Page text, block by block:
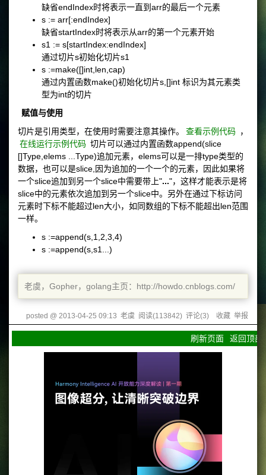
缺省endIndex时将表示一直到arr的最后一个元素
s := arr[:endIndex]
缺省startIndex时将表示从arr的第一个元素开始
s1 := s[startIndex:endIndex]
通过切片s初始化切片s1
s :=make([]int,len,cap)
通过内置函数make()初始化切片s,[]int 标识为其元素类
型为int的切片
赋值与使用
切片是引用类型，在使用时需要注意其操作。
查看示例代码 ，
在线运行示例代码 切片可以通过内置函数append(slice
[]Type,elems ...Type)追加元素，elems可以是一排type类型的
数据，也可以是slice,因为追加的一个一个的元素，因此如果将
一个slice追加到另一个slice中需要带上"..."，这样才能表示是将
slice中的元素依次追加到另一个slice中。另外在通过下标访问
元素时下标不能超过len大小，如同数组的下标不能超出len范围
一样。
s :=append(s,1,2,3,4)
s :=append(s,s1...)
老虞，Gopher，golang主页：http://howdo.cnblogs.com/
posted @ 2013-04-25 09:13 老虞 阅读(113842) 评论(3) 收藏 举报
刷新页面 返回顶部